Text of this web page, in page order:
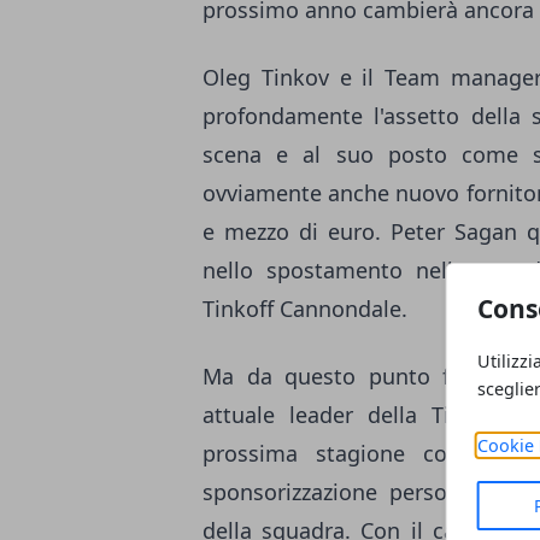
Cookie
prossimo anno cambierà ancora
Oleg Tinkov e il Team
profondamente l'assetto della
scena e al suo posto come
ovviamente anche nuovo
e mezzo di euro. Peter Sagan
nello spostamento nella
Tinkoff Cannondale.
Ma da questo punto fermo
attuale leader della Tinkoff,
prossima stagione con la
sponsorizzazione personale
della squadra. Con il cambio